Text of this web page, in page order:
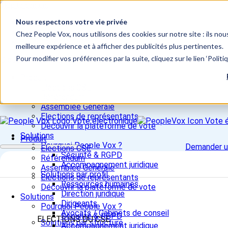
Nous respectons votre vie privée
Chez People Vox, nous utilisons des cookies sur notre site : ils
meilleure expérience et à afficher des publicités plus pertinentes.
Pour modifier vos préférences par la suite, cliquez sur le lien
Skip to content
📞 +33 5 82 95 56 50
Site Études d'opinion
Se connecter / voter
Close
Assemblée Générale
Elections de représentants
Découvrir la plateforme de vote
Solutions
Pourquoi People Vox ?
Sécurité & RGPD
Accompagnement juridique
Solutions par profil
Ressources humaines
Direction juridique
Dirigeants
Avocats / Cabinets de conseil
Solutions par structure
Produit
Elections CSE
Référendum
Assemblée Générale
Elections de représentants
Découvrir la plateforme de vote
Solutions
Pourquoi People Vox ?
Sécurité & RGPD
Accompagnement juridique
Demander
ELECTIONS DU CSE